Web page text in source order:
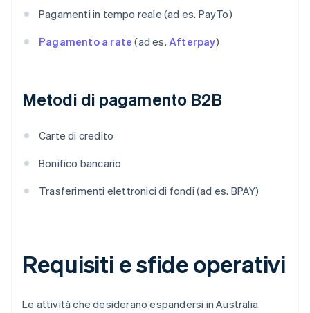
Pagamenti in tempo reale (ad es. PayTo)
Pagamento a rate (ad es.Afterpay)
Metodi di pagamento B2B
Carte di credito
Bonifico bancario
Trasferimenti elettronici di fondi (ad es. BPAY)
Requisiti e sfide operativi
Le attività che desiderano espandersi in Australia